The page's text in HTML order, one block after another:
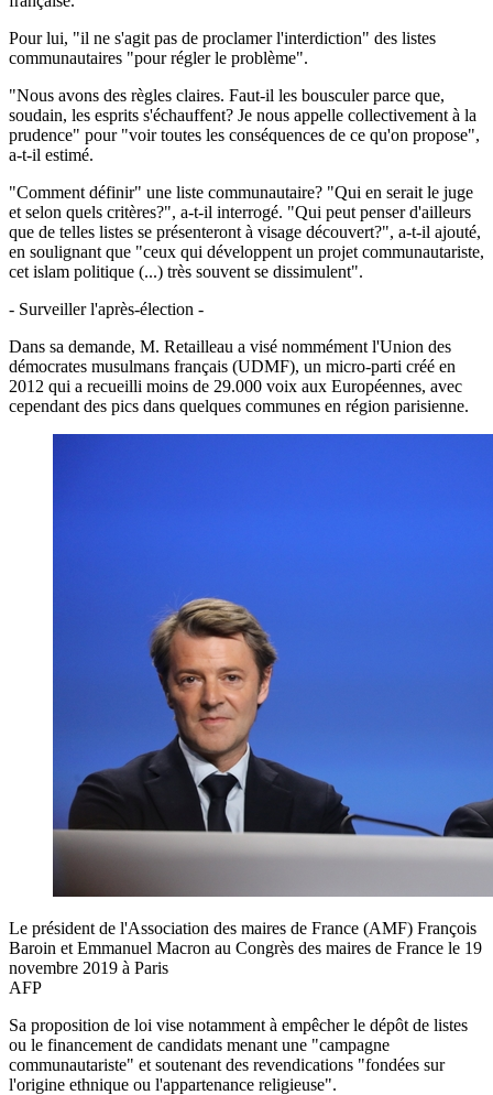
Pour lui, "il ne s'agit pas de proclamer l'interdiction" des listes
communautaires "pour régler le problème".
"Nous avons des règles claires. Faut-il les bousculer parce que,
soudain, les esprits s'échauffent? Je nous appelle collectivement à la
prudence" pour "voir toutes les conséquences de ce qu'on propose",
a-t-il estimé.
"Comment définir" une liste communautaire? "Qui en serait le juge
et selon quels critères?", a-t-il interrogé. "Qui peut penser d'ailleurs
que de telles listes se présenteront à visage découvert?", a-t-il ajouté,
en soulignant que "ceux qui développent un projet communautariste,
cet islam politique (...) très souvent se dissimulent".
- Surveiller l'après-élection -
Dans sa demande, M. Retailleau a visé nommément l'Union des
démocrates musulmans français (UDMF), un micro-parti créé en
2012 qui a recueilli moins de 29.000 voix aux Européennes, avec
cependant des pics dans quelques communes en région parisienne.
Le président de l'Association des maires de France (AMF) François
Baroin et Emmanuel Macron au Congrès des maires de France le 19
novembre 2019 à Paris
AFP
Sa proposition de loi vise notamment à empêcher le dépôt de listes
ou le financement de candidats menant une "campagne
communautariste" et soutenant des revendications "fondées sur
l'origine ethnique ou l'appartenance religieuse".